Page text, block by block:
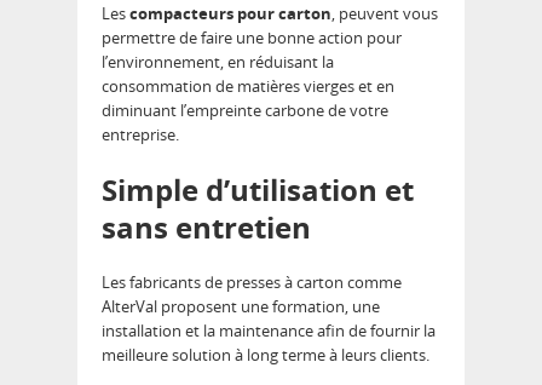
Lescompacteurs pour carton, peuvent vous
permettre de faire une bonne action pour
l’environnement, en réduisant la
consommation de matières vierges et en
diminuant l’empreinte carbone de votre
entreprise.
Simple d’utilisation et
sans entretien
Les fabricants de presses à carton comme
AlterVal proposent une formation, une
installation et la maintenance afin de fournir la
meilleure solution à long terme à leurs clients.